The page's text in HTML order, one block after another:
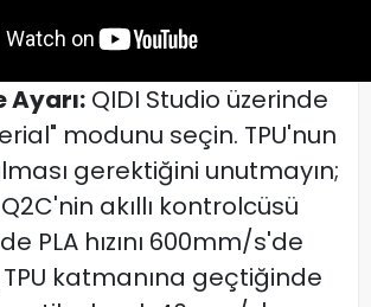
Ayarı:QIDI Studio üzerinde
modunu seçin. TPU'nun
gerektiğini unutmayın;
Q2C'nin akıllı kontrolcüsü
PLA hızını 600mm/s'de
katmanına geçtiğinde